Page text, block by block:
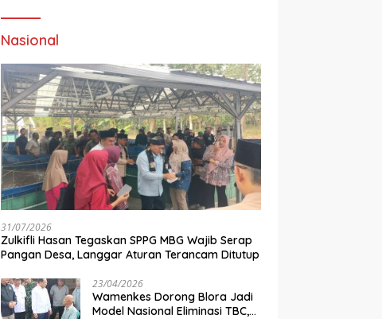
Nasional
31/07/2026
Zulkifli Hasan Tegaskan SPPG MBG Wajib Serap
Pangan Desa, Langgar Aturan Terancam Ditutup
23/04/2026
Wamenkes Dorong Blora Jadi
Model Nasional Eliminasi TBC,